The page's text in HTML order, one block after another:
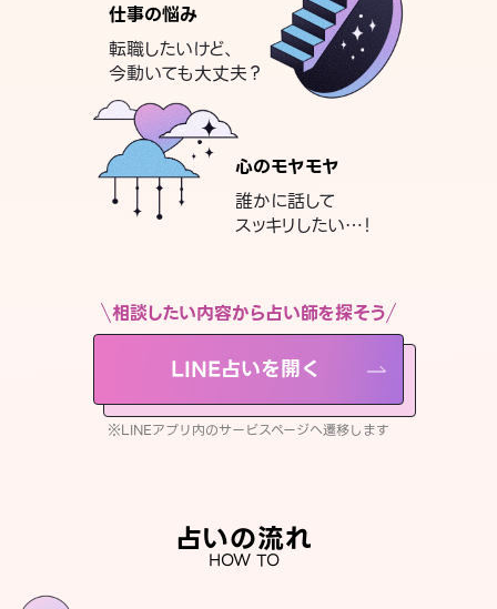
仕事の悩み
転職したいけど、
今動いても大丈夫？
心のモヤモヤ
誰かに話して
スッキリしたい…！
相談したい内容から占い師を探そう
LINE占いを開く
※LINEアプリ内のサービスページへ遷移します
占いの流れ
HOW TO